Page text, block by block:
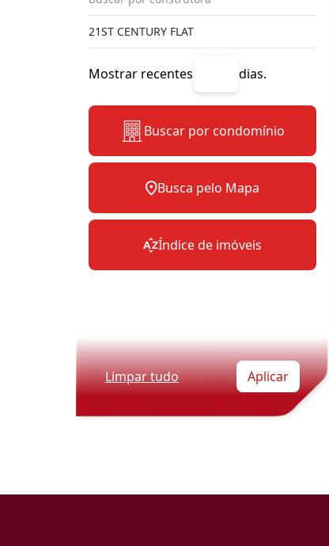
Mostrar recentes dias.
Buscar por condomínio
Busca pelo Mapa
Índice de imóveis
Limpar tudo Aplicar